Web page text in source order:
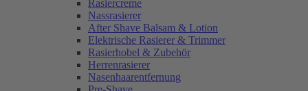
Rasiercreme
Nassrasierer
After Shave Balsam & Lotion
Elektrische Rasierer & Trimmer
Rasierhobel & Zubehör
Herrenrasierer
Nasenhaarentfernung